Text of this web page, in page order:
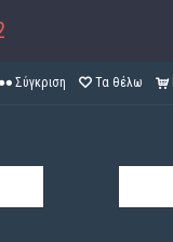
Σύγκριση Τα θέλω